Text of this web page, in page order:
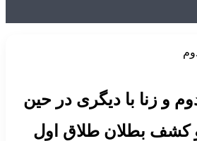
و زنا با دیگری در حین
بطلان طلاق اول